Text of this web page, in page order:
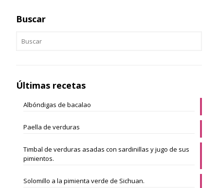
Buscar
Últimas recetas
Albóndigas de bacalao
Paella de verduras
Timbal de verduras asadas con sardinillas y jugo de sus
pimientos.
Solomillo a la pimienta verde de Sichuan.